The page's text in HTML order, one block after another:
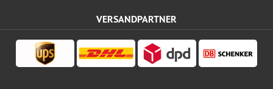
VERSANDPARTNER